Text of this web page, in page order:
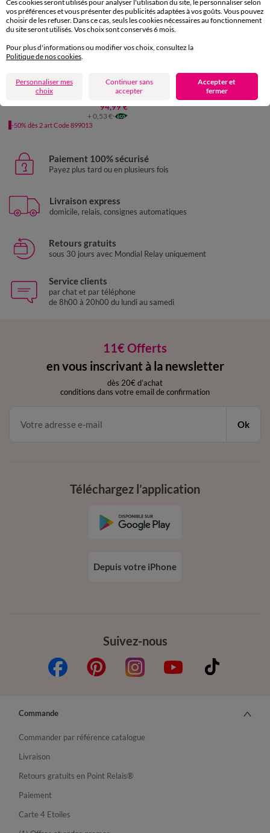
Fabriqué en UE
Couette coton imprimé Tea 200 g/m²
94,99 €
+ 0,53 €
-50% dès 2 art Code 899013
Paiement 100% sécurisé
Payez plus tard ou en plusieurs fois
Livraison express
domicile, relais, consignes automatiques
Retours gratuits
sous 30 jours avec Mondial Relay uniquement
Service clients
par chat et par téléphone
de 8h00 à 20h00 du lundi au samedi
11€ Offerts
en vous inscrivant à la newsletter
dès 20€ d’achat
conditions dans votre email de confirmation
Ok
Suivez-nous
Téléchargez l’application
Depuis votre iPhone
Commande
Commander par référence catalogue
Livraison
Retours gratuits en Point Relais®
Paiement
Carte 4 Etoiles
Ces cookies seront utilisés pour analyser l'utilisation du site, le personnaliser selon
vos préférences et vous présenter des publicités adaptées à vos goûts. Vous pouvez
choisir de les refuser. Dans ce cas, seuls les cookies nécessaires au fonctionnement
du site seront utilisés. Vos choix sont conservés 6 mois.
Pour plus d'informations ou modifier vos choix, consultez la
Politique de nos cookies
Personnaliser mes
choix
Continuer sans
accepter
Accepter et
fermer